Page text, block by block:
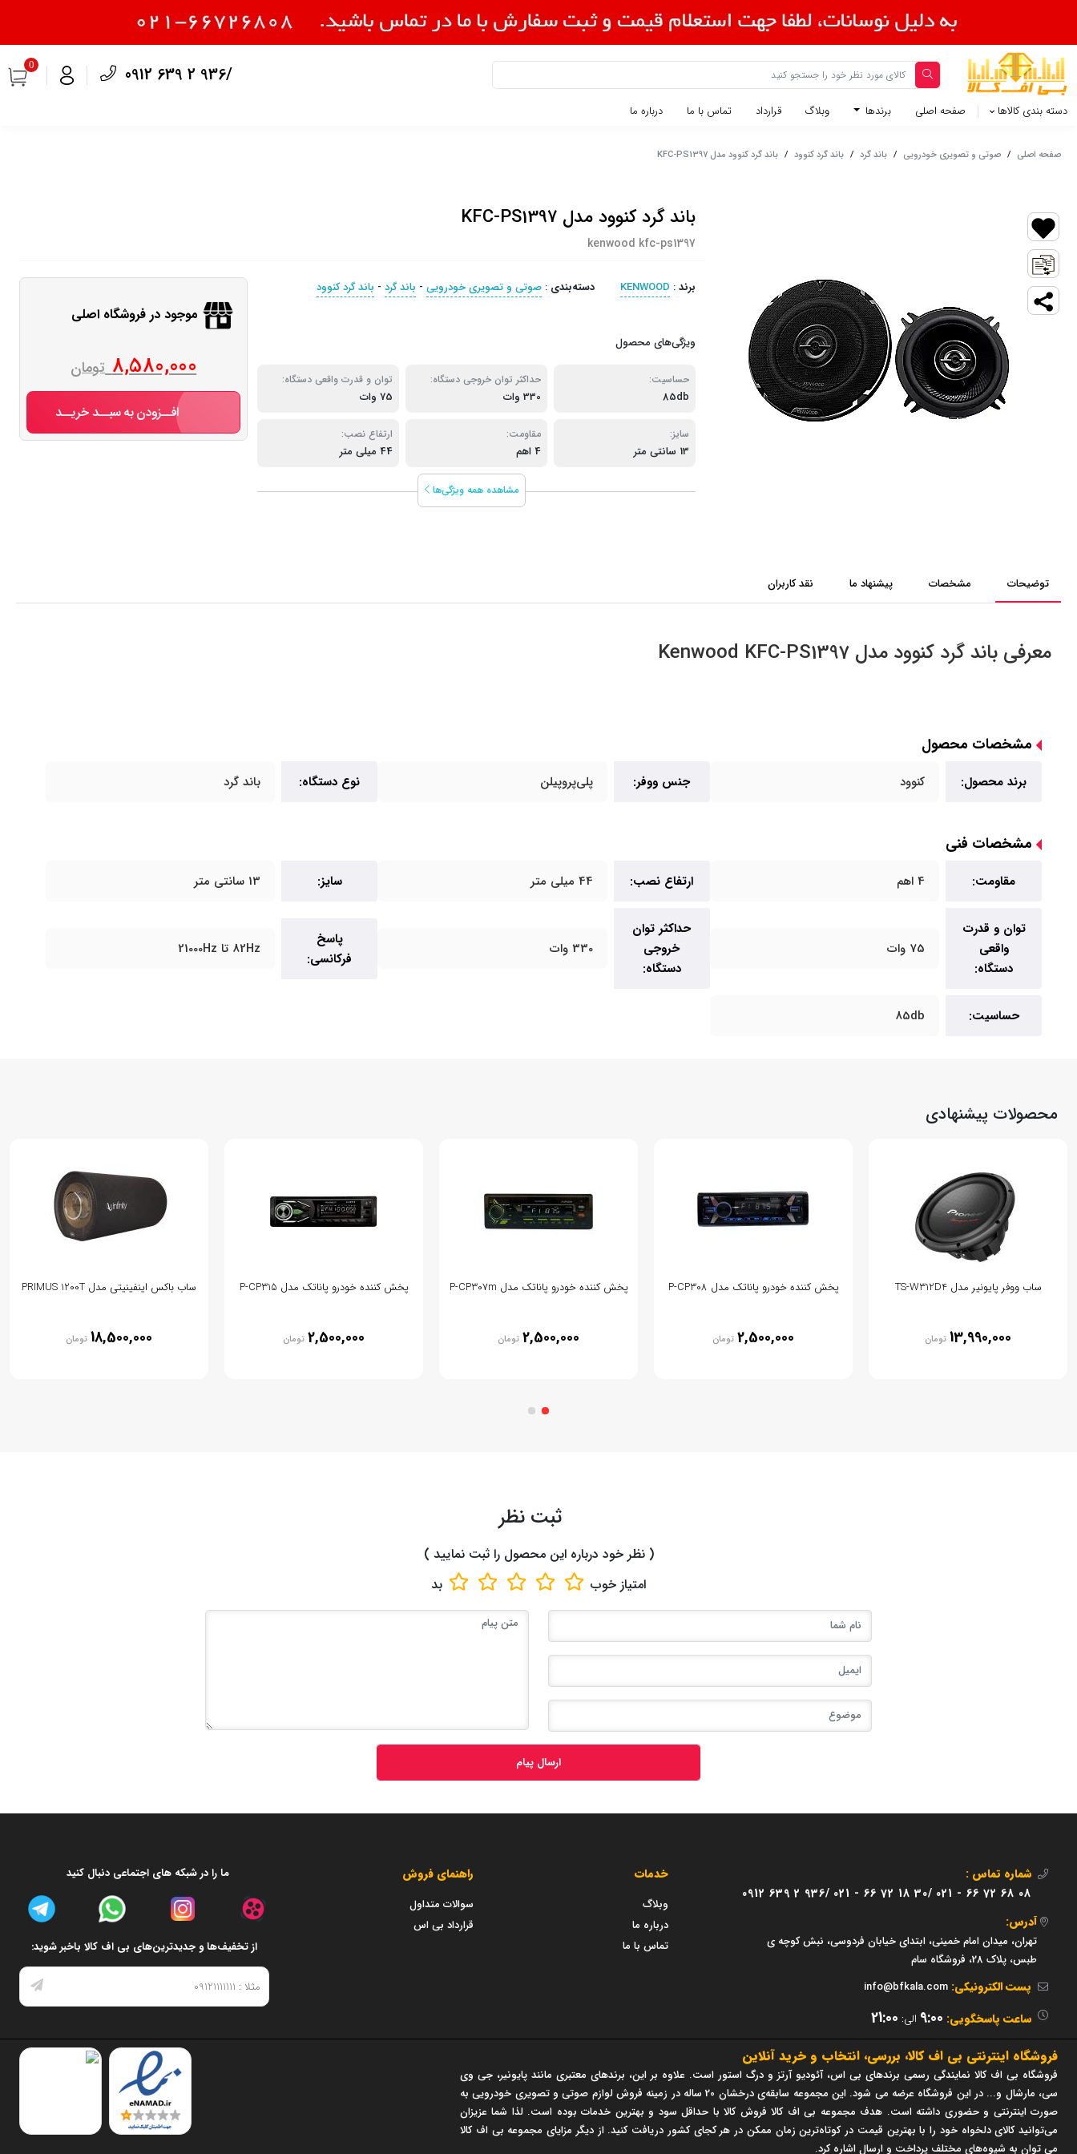
0912 639 2 936/
0
دسته بندی کالاها صفحه اصلی برندها وبلاگ قرارداد تماس با ما درباره ما
صفحه اصلی / صوتی و تصویری خودرویی / باند گرد / باند گرد کنوود / باند گرد کنوود مدل KFC-PS1397
باند گرد کنوود مدل KFC-PS1397
kenwood kfc-ps1397
برند:
KENWOOD دسته‌بندی : صوتی و تصویری خودرویی - باند گرد - باند گرد کنوود
ویژگی‌های محصول
حساسیت:
85db
حداکثر توان خروجی دستگاه:
330 وات
توان و قدرت واقعی دستگاه:
75 وات
سایز:
13 سانتی متر
مقاومت:
4 اهم
ارتفاع نصب:
44 میلی متر
مشاهده همه ویژگی‌ها
موجود در فروشگاه اصلی
8,580,000 تومان
افــزودن به سبــد خریــد
توضیحات مشخصات پیشنهاد ما نقد کاربران
معرفی باند گرد کنوود مدل Kenwood KFC-PS1397
مشخصات محصول
برند محصول: کنوود جنس ووفر: پلی‌پروپیلن نوع دستگاه: باند گرد
مشخصات فنی
مقاومت: 4 اهم ارتفاع نصب: 44 میلی متر سایز: 13 سانتی متر
توان و قدرت
واقعی
دستگاه:
75 وات
حداکثر توان
خروجی
دستگاه:
330 وات
پاسخ
فرکانسی:
82Hz تا 21000Hz
حساسیت: 85db
محصولات پیشنهادی
ساب ووفر پایونیر مدل TS-W312D4
13,990,000 تومان
پخش کننده خودرو پاناتک مدل P-CP308
2,500,000 تومان
پخش کننده خودرو پاناتک مدل P-CP307m
2,500,000 تومان
پخش کننده خودرو پاناتک مدل P-CP315
2,500,000 تومان
ساب باکس اینفینیتی مدل PRIMUS 1200T
18,500,000 تومان
ثبت نظر
( نظر خود درباره این محصول را ثبت نمایید )
امتیاز خوب بد
ارسال پیام
شماره تماس :
021 - 66 72 68 08
021 - 66 72 18 30/
0912 639 2 936/
آدرس:
تهران، میدان امام خمینی، ابتدای خیابان فردوسی، نبش کوچه ی
طبس، پلاک 28، فروشگاه سام
پست الکترونیکی: info@bfkala.com
ساعت پاسخگویی: 9:00 الی: 21:00
خدمات
وبلاگ
درباره ما
تماس با ما
راهنمای فروش
سوالات متداول
قرارداد بی اس
ما را در شبکه های اجتماعی دنبال کنید
از تخفیف‌ها و جدیدترین‌های بی اف کالا باخبر شوید:
فروشگاه اینترنتی بی اف کالا، بررسی، انتخاب و خرید آنلاین
فروشگاه بی اف کالا نمایندگی رسمی برندهای بی اس، آئودیو آرتز و درگ استور است. علاوه بر این، برندهای معتبری مانند پایونیر، جی وی
سی، مارشال و... در این فروشگاه عرضه می شود. این مجموعه سابقه‌ی درخشان 20 ساله در زمینه فروش لوازم صوتی و تصویری خودرویی به
صورت اینترنتی و حضوری داشته است. هدف مجموعه بی اف کالا فروش کالا با حداقل سود و بهترین خدمات بوده است. لذا شما عزیزان
می‌توانید کالای دلخواه خود را با بهترین قیمت در کوتاه‌ترین زمان ممکن در هر کجای کشور دریافت کنید. از دیگر مزایای مجموعه بی اف کالا
می توان به شیوه‌های مختلف پرداخت و ارسال اشاره کرد.